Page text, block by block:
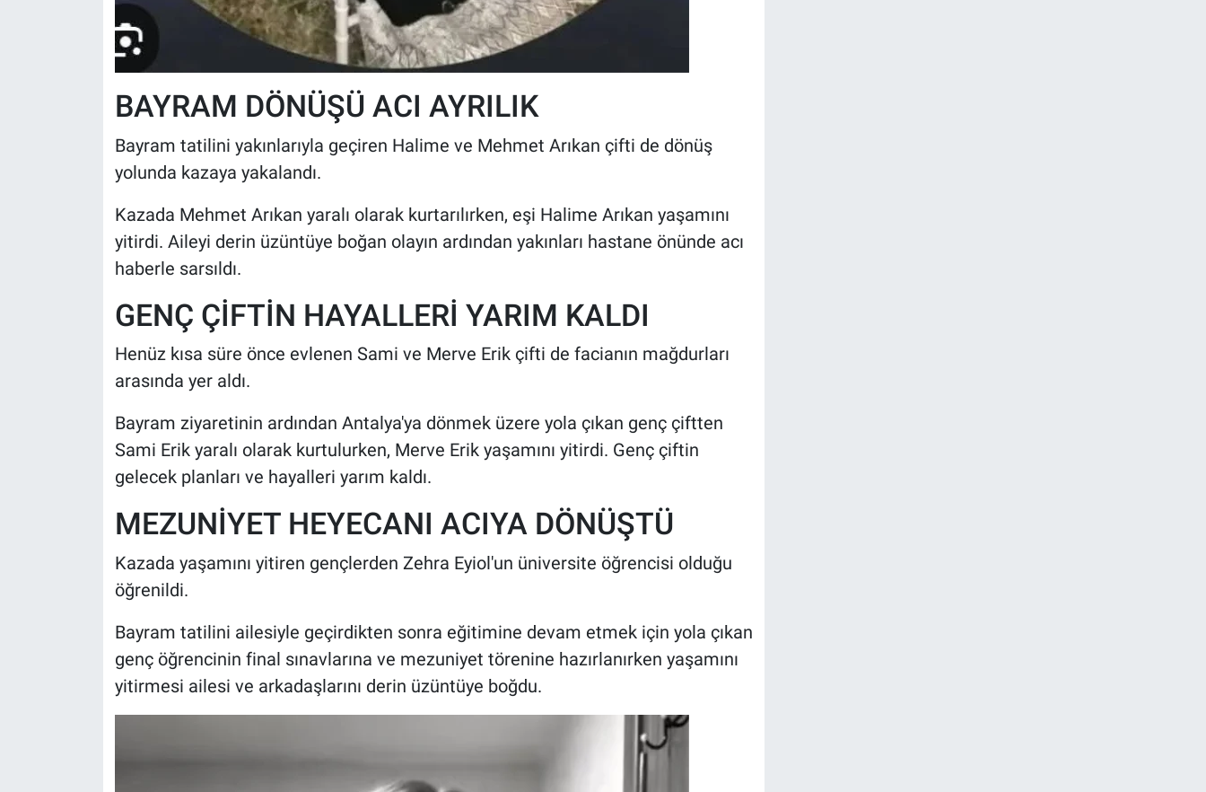
BAYRAM DÖNÜŞÜ ACI AYRILIK
Bayram tatilini yakınlarıyla geçiren Halime ve Mehmet Arıkan çifti de dönüş
yolunda kazaya yakalandı.
Kazada Mehmet Arıkan yaralı olarak kurtarılırken, eşi Halime Arıkan yaşamını
yitirdi. Aileyi derin üzüntüye boğan olayın ardından yakınları hastane önünde acı
haberle sarsıldı.
GENÇ ÇİFTİN HAYALLERİ YARIM KALDI
Henüz kısa süre önce evlenen Sami ve Merve Erik çifti de facianın mağdurları
arasında yer aldı.
Bayram ziyaretinin ardından Antalya'ya dönmek üzere yola çıkan genç çiftten
Sami Erik yaralı olarak kurtulurken, Merve Erik yaşamını yitirdi. Genç çiftin
gelecek planları ve hayalleri yarım kaldı.
MEZUNİYET HEYECANI ACIYA DÖNÜŞTÜ
Kazada yaşamını yitiren gençlerden Zehra Eyiol'un üniversite öğrencisi olduğu
öğrenildi.
Bayram tatilini ailesiyle geçirdikten sonra eğitimine devam etmek için yola çıkan
genç öğrencinin final sınavlarına ve mezuniyet törenine hazırlanırken yaşamını
yitirmesi ailesi ve arkadaşlarını derin üzüntüye boğdu.